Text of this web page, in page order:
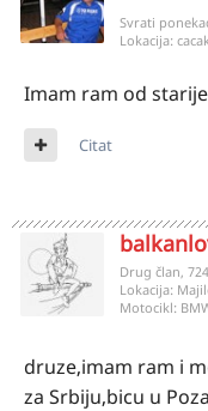
Svrati
Lokacija:
Imam ram od
Citat
Drug član,
Lokacija:
Motocikl:
druze,imam ram i
za Srbiju,bicu u